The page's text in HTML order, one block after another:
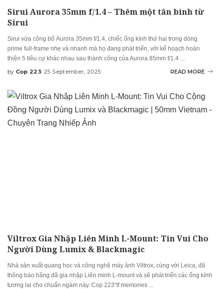
Sirui Aurora 35mm f/1.4 – Thêm một tân binh từ
Sirui
Sirui vừa công bố Aurora 35mm f/1.4, chiếc ống kính thứ hai trong dòng
prime full-frame nhẹ và nhanh mà họ đang phát triển, với kế hoạch hoàn
thiện 5 tiêu cự khác nhau sau thành công của Aurora 85mm f/1.4
Posted
by Cop 223 25 September, 2025 READ MORE
Viltrox Gia Nhập Liên Minh L-Mount: Tin Vui Cho
Người Dùng Lumix & Blackmagic
Nhà sản xuất quang học và công nghệ máy ảnh Viltrox, cùng với Leica, đã
thông báo hãng đã gia nhập Liên minh L‑mount và sẽ phát triển các ống kính
tương lai cho chuẩn ngàm này. Cop 223“If memories ...